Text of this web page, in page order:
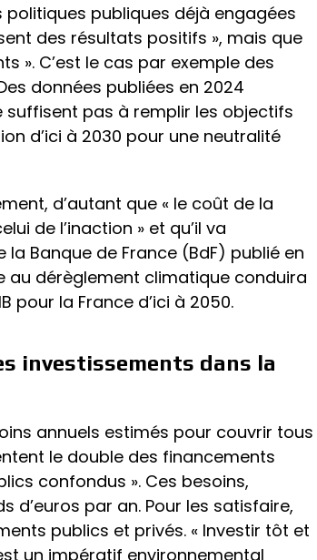
publiques déjà engagées
des résultats positifs », mais que
». C’est le cas par exemple des
données publiées en 2024
pas à remplir les objectifs
d’ici à 2030 pour une neutralité
d’autant que « le coût de la
de l’inaction » et qu’il va
Banque de France (BdF) publié en
au dérèglement climatique conduira
pour la France d’ici à 2050.
investissements dans la
annuels estimés pour couvrir tous
le double des financements
confondus ». Ces besoins,
d’euros par an. Pour les satisfaire,
publics et privés. « Investir tôt et
un impératif environnemental